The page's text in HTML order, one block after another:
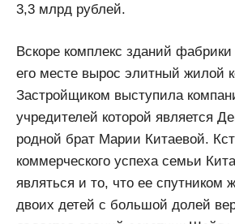
3,3 млрд рублей.
Вскоре комплекс зданий
его месте вырос элитный жилой
Застройщиком выступила
учредителей которой является
родной брат Марии Китаевой.
коммерческого успеха семьи
являться и то, что ее спутником
двоих детей с большой долей